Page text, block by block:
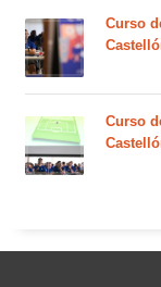
Curso
Curso